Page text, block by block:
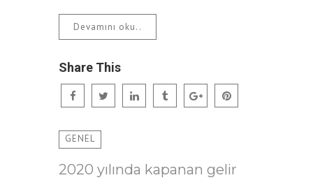
Devamını oku..
Share This
GENEL
2020 yılında kapanan gelir